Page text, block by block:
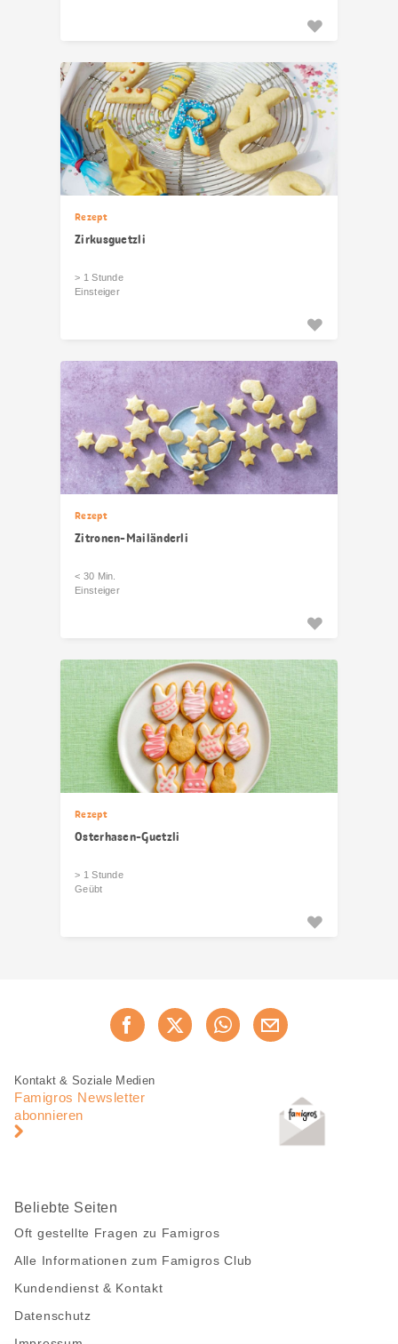
Rezept
Zirkusguetzli
> 1 Stunde
Einsteiger
Rezept
Zitronen-Mailänderli
< 30 Min.
Einsteiger
Rezept
Osterhasen-Guetzli
> 1 Stunde
Geübt
Jetzt weiterempfehlen
Fusszeile
Fusszeile
Navigation
Kontakt & Soziale Medien
Famigros Newsletter
abonnieren
Beliebte Seiten
Oft gestellte Fragen zu Famigros
Alle Informationen zum Famigros Club
Kundendienst & Kontakt
Datenschutz